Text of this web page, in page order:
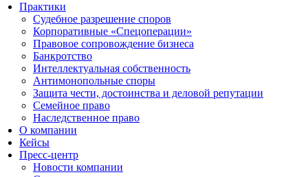
Практики
Судебное разрешение споров
Корпоративные «Спецоперации»
Правовое сопровождение бизнеса
Банкротство
Интеллектуальная собственность
Антимонопольные споры
Защита чести, достоинства и деловой репутации
Семейное право
Наследственное право
О компании
Кейсы
Пресс-центр
Новости компании